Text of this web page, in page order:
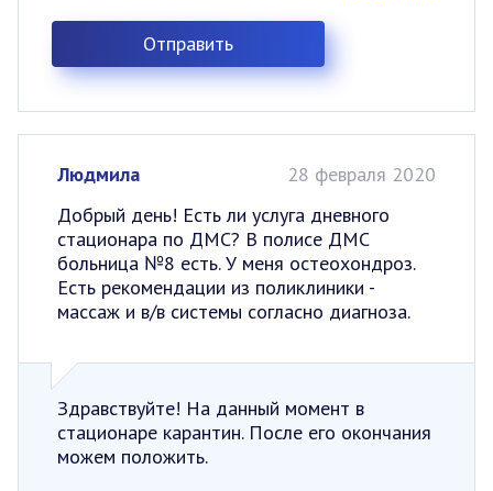
Людмила
28 февраля 2020
Добрый день! Есть ли услуга дневного
стационара по ДМС? В полисе ДМС
больница №8 есть. У меня остеохондроз.
Есть рекомендации из поликлиники -
массаж и в/в системы согласно диагноза.
Здравствуйте! На данный момент в
стационаре карантин. После его окончания
можем положить.